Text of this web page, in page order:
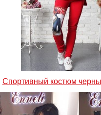
Спортивный костюм